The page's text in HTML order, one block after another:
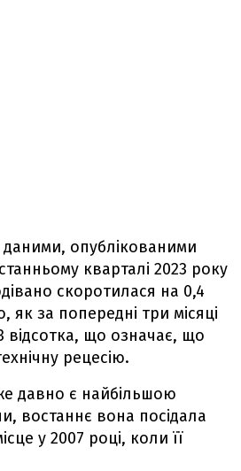
даними, опублікованими
кварталі 2023 року
скоротилася на 0,4
як за попередні три місяці
відсотка, що означає, що
рецесію.
давно є найбільшою
востаннє вона посідала
у 2007 році, коли її